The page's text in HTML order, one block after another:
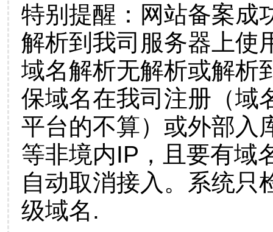
特别提醒：网站备案成
解析到我司服务器上使
域名解析无解析或解析
保域名在我司注册（域
平台的不算）或外部入
等非境内IP，且要有域
自动取消接入。系统只
级域名.